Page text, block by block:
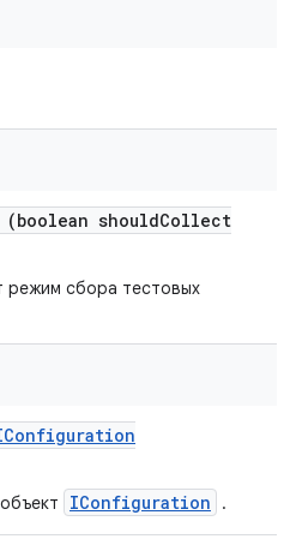
(boolean shouldCollect
режим сбора тестовых
IConfiguration .